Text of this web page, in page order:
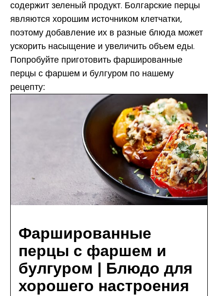
содержит зеленый продукт. Болгарские перцы
являются хорошим источником клетчатки,
поэтому добавление их в разные блюда может
ускорить насыщение и увеличить объем еды.
Попробуйте приготовить фаршированные
перцы с фаршем и булгуром по нашему
рецепту:
Фаршированные
перцы с фаршем и
булгуром | Блюдо для
хорошего настроения